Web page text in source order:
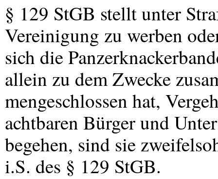
§ 129 StGB stellt unter
Vereinigung zu werben
sich die
allein zu dem Zwecke
mengeschlossen hat,
achtbaren Bürger und
begehen, sind sie
i.S. des § 129 StGB.